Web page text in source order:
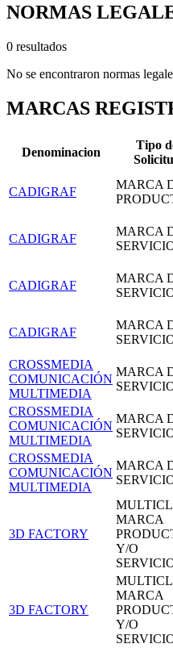
NORMAS
0 resultados
No se encontraron normas
MARCAS
Denominacion
Tipo
CADIGRAF
MARCA
CADIGRAF
MARCA
CADIGRAF
MARCA
CADIGRAF
MARCA
CROSSMEDIA
COMUNICACIÓN
MULTIMEDIA
MARCA
CROSSMEDIA
COMUNICACIÓN
MULTIMEDIA
MARCA
CROSSMEDIA
COMUNICACIÓN
MULTIMEDIA
MARCA
3D FACTORY
MARCA
Y/O
3D FACTORY
MARCA
Y/O